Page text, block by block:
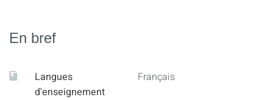
En bref
Langues
d'enseignement
Français